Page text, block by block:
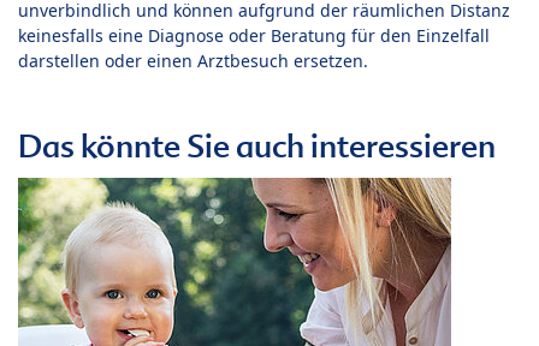
unverbindlich und können aufgrund der räumlichen Distanz
keinesfalls eine Diagnose oder Beratung für den Einzelfall
darstellen oder einen Arztbesuch ersetzen.
Das könnte Sie auch interessieren